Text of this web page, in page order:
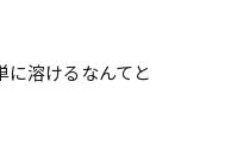
溶けるなんてと